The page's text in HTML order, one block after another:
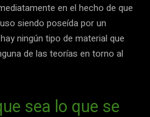
en el hecho de que
siendo poseída por un
ningún tipo de material que
de las teorías en torno al
sea lo que se